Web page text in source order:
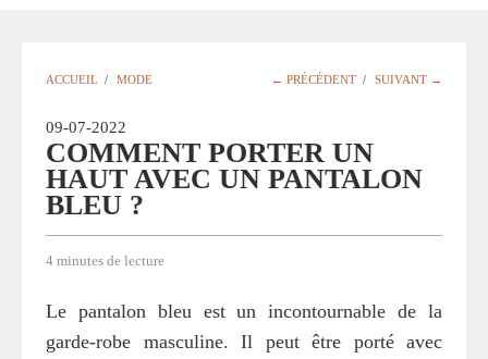
?
ACCUEIL / MODE ← PRÉCÉDENT / SUIVANT →
09-07-2022
COMMENT PORTER UN
HAUT AVEC UN PANTALON
BLEU ?
4 minutes de lecture
Le pantalon bleu est un incontournable de la
garde-robe masculine. Il peut être porté avec